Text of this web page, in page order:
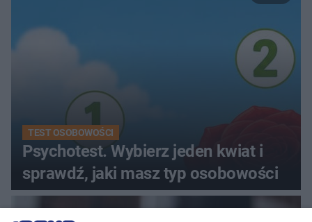
TEST OSOBOWOŚCI
Psychotest. Wybierz jeden kwiat i
sprawdź, jaki masz typ osobowości